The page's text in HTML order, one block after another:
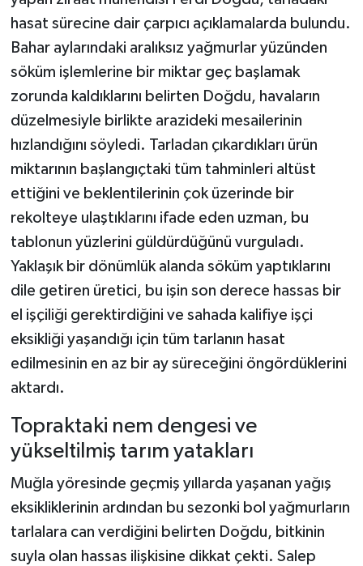
hasat sürecine dair çarpıcı açıklamalarda bulundu.
Bahar aylarındaki aralıksız yağmurlar yüzünden
söküm işlemlerine bir miktar geç başlamak
zorunda kaldıklarını belirten Doğdu, havaların
düzelmesiyle birlikte arazideki mesailerinin
hızlandığını söyledi. Tarladan çıkardıkları ürün
miktarının başlangıçtaki tüm tahminleri altüst
ettiğini ve beklentilerinin çok üzerinde bir
rekolteye ulaştıklarını ifade eden uzman, bu
tablonun yüzlerini güldürdüğünü vurguladı.
Yaklaşık bir dönümlük alanda söküm yaptıklarını
dile getiren üretici, bu işin son derece hassas bir
el işçiliği gerektirdiğini ve sahada kalifiye işçi
eksikliği yaşandığı için tüm tarlanın hasat
edilmesinin en az bir ay süreceğini öngördüklerini
aktardı.
Topraktaki nem dengesi ve
yükseltilmiş tarım yatakları
Muğla yöresinde geçmiş yıllarda yaşanan yağış
eksikliklerinin ardından bu sezonki bol yağmurların
tarlalara can verdiğini belirten Doğdu, bitkinin
suyla olan hassas ilişkisine dikkat çekti. Salep